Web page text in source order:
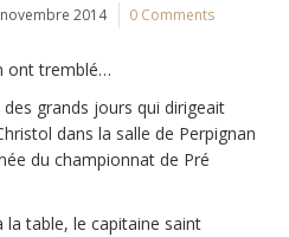
2014 0 Comments
ont tremblé…
grands jours qui dirigeait
dans la salle de Perpignan
du championnat de Pré
table, le capitaine saint